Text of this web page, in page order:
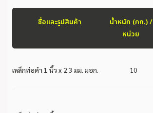
ชื่อและรูปสินค้า
น้ำหนัก (กก.) /
หน่วย
เหล็กท่อดำ 1 นิ้ว x 2.3 มม. มอก. 10